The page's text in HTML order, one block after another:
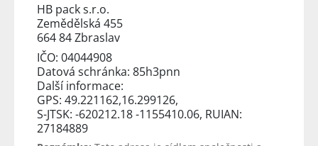
HB pack s.r.o.
Zemědělská 455
664 84 Zbraslav
IČO: 04044908
Datová schránka: 85h3pnn
Další informace:
GPS: 49.221162,16.299126,
S-JTSK: -620212.18 -1155410.06, RUIAN:
27184889